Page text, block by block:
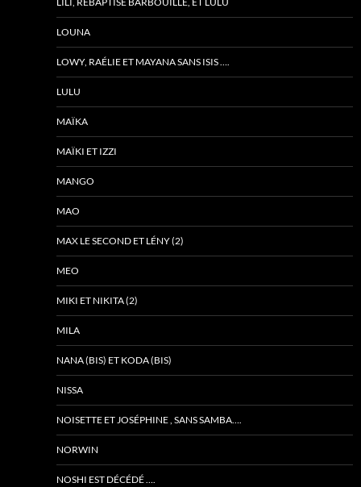
LOUNA
LOWY, RAÉLIE ET MAYANA SANS ISIS ….
LULU
MAÏKA
MAÏKI ET IZZI
MANGO
MAO
MAX LE SECOND ET LÉNY (2)
MEO
MIKI ET NIKITA (2)
MILA
NANA (BIS) ET KODA (BIS)
NISSA
NOISETTE ET JOSÉPHINE , SANS SAMBA….
NORWIN
NOSHI EST DÉCÉDÉ ….